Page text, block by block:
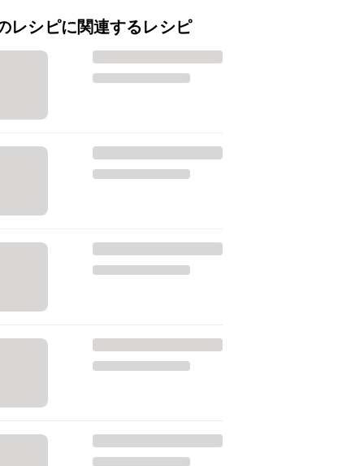
レシピに関連するレシピ